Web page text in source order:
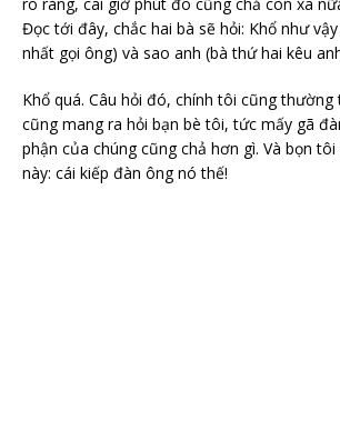
Đọc tới đây, chắc hai bà sẽ hỏi: Khổ như
nhất gọi ông) và sao anh (bà thứ hai kêu
Khổ quá. Câu hỏi đó, chính tôi cũng thường
cũng mang ra hỏi bạn bè tôi, tức mấy gã
phận của chúng cũng chả hơn gì. Và bọn
này: cái kiếp đàn ông nó thế!